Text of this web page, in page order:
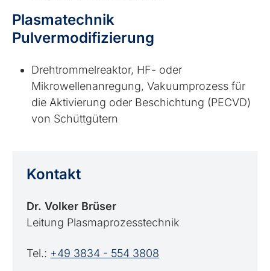
Plasmatechnik
Pulvermodifizierung
Drehtrommelreaktor, HF- oder
Mikrowellenanregung, Vakuumprozess für
die Aktivierung oder Beschichtung (PECVD)
von Schüttgütern
Kontakt
Dr. Volker Brüser
Leitung Plasmaprozesstechnik
Tel.: +49 3834 - 554 3808